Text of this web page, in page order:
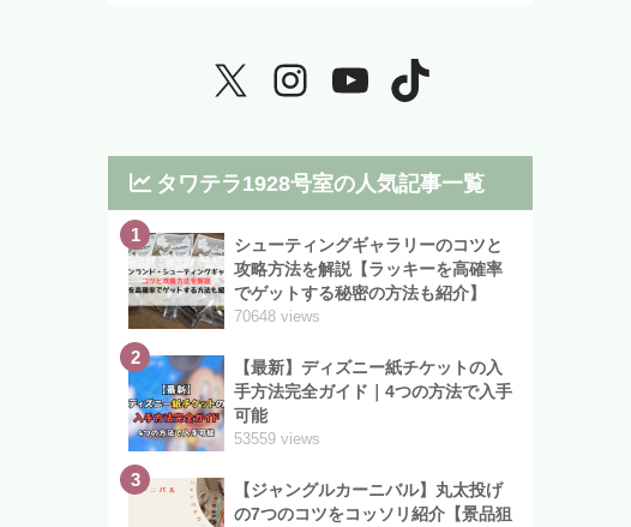
タワテラ1928号室の人気記事一覧
1
シューティングギャラリーのコツと
攻略方法を解説【ラッキーを高確率
でゲットする秘密の方法も紹介】
70648 views
2
【最新】ディズニー紙チケットの入
手方法完全ガイド｜4つの方法で入手
可能
53559 views
3
【ジャングルカーニバル】丸太投げ
の7つのコツをコッソリ紹介【景品狙